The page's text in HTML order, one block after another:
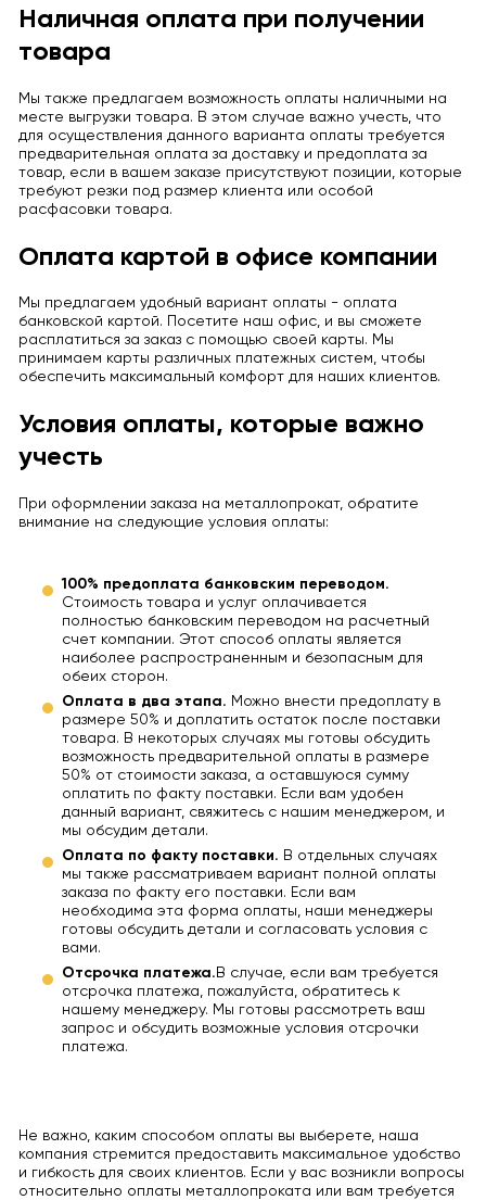
Наличная оплата при получении
товара
Мы также предлагаем возможность оплаты наличными на
месте выгрузки товара. В этом случае важно учесть, что
для осуществления данного варианта оплаты требуется
предварительная оплата за доставку и предоплата за
товар, если в вашем заказе присутствуют позиции, которые
требуют резки под размер клиента или особой
расфасовки товара.
Оплата картой в офисе компании
Мы предлагаем удобный вариант оплаты - оплата
банковской картой. Посетите наш офис, и вы сможете
расплатиться за заказ с помощью своей карты. Мы
принимаем карты различных платежных систем, чтобы
обеспечить максимальный комфорт для наших клиентов.
Условия оплаты, которые важно
учесть
При оформлении заказа на металлопрокат, обратите
внимание на следующие условия оплаты:
100% предоплата банковским переводом.
Стоимость товара и услуг оплачивается
полностью банковским переводом на расчетный
счет компании. Этот способ оплаты является
наиболее распространенным и безопасным для
обеих сторон.
Оплата в два этапа. Можно внести предоплату в
размере 50% и доплатить остаток после поставки
товара. В некоторых случаях мы готовы обсудить
возможность предварительной оплаты в размере
50% от стоимости заказа, а оставшуюся сумму
оплатить по факту поставки. Если вам удобен
данный вариант, свяжитесь с нашим менеджером, и
мы обсудим детали.
Оплата по факту поставки. В отдельных случаях
мы также рассматриваем вариант полной оплаты
заказа по факту его поставки. Если вам
необходима эта форма оплаты, наши менеджеры
готовы обсудить детали и согласовать условия с
вами.
Отсрочка платежа. В случае, если вам требуется
отсрочка платежа, пожалуйста, обратитесь к
нашему менеджеру. Мы готовы рассмотреть ваш
запрос и обсудить возможные условия отсрочки
платежа.
Не важно, каким способом оплаты вы выберете, наша
компания стремится предоставить максимальное удобство
и гибкость для своих клиентов. Если у вас возникли вопросы
относительно оплаты металлопроката или вам требуется